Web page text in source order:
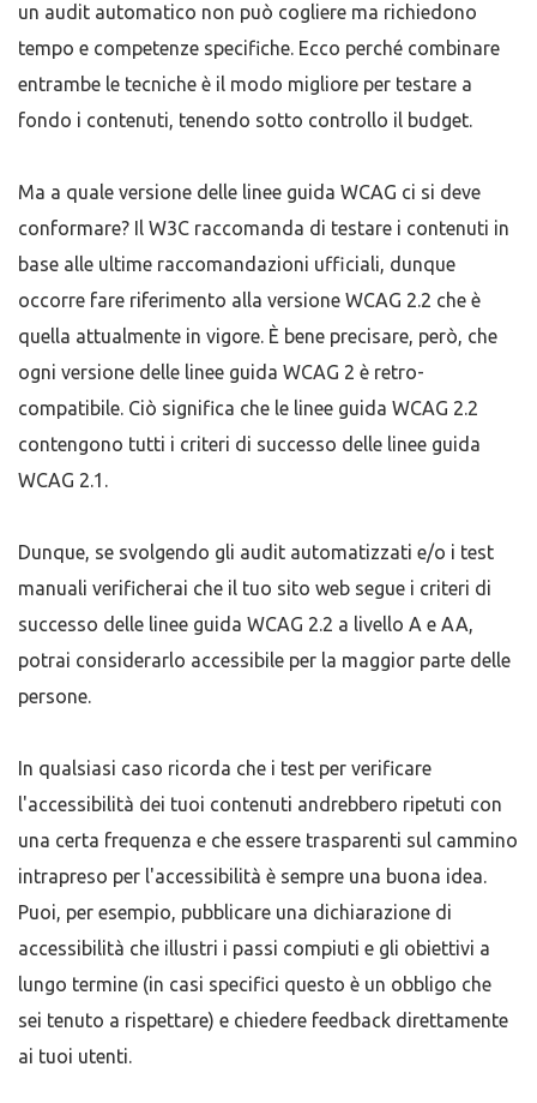
un audit automatico non può cogliere ma richiedono
tempo e competenze specifiche. Ecco perché combinare
entrambe le tecniche è il modo migliore per testare a
fondo i contenuti, tenendo sotto controllo il budget.
Ma a quale versione delle linee guida WCAG ci si deve
conformare? Il W3C raccomanda di testare i contenuti in
base alle ultime raccomandazioni ufficiali, dunque
occorre fare riferimento alla versione WCAG 2.2 che è
quella attualmente in vigore. È bene precisare, però, che
ogni versione delle linee guida WCAG 2 è retro-
compatibile. Ciò significa che le linee guida WCAG 2.2
contengono tutti i criteri di successo delle linee guida
WCAG 2.1.
Dunque, se svolgendo gli audit automatizzati e/o i test
manuali verificherai che il tuo sito web segue i criteri di
successo delle linee guida WCAG 2.2 a livello A e AA,
potrai considerarlo accessibile per la maggior parte delle
persone.
In qualsiasi caso ricorda che i test per verificare
l'accessibilità dei tuoi contenuti andrebbero ripetuti con
una certa frequenza e che essere trasparenti sul cammino
intrapreso per l'accessibilità è sempre una buona idea.
Puoi, per esempio, pubblicare una dichiarazione di
accessibilità che illustri i passi compiuti e gli obiettivi a
lungo termine (in casi specifici questo è un obbligo che
sei tenuto a rispettare) e chiedere feedback direttamente
ai tuoi utenti.